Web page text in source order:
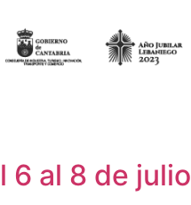
6 al 8 de julio